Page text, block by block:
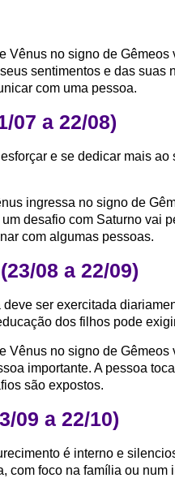
Vênus no signo de
sentimentos e das
com uma pessoa.
07 a 22/08)
e se dedicar mais
ingressa no signo de
desafio com Saturno vai
com algumas pessoas.
08 a 22/09)
deve ser exercitada
dos filhos pode
Vênus no signo de
importante. A pessoa
são expostos.
09 a 22/10)
é interno e
com foco na família ou num